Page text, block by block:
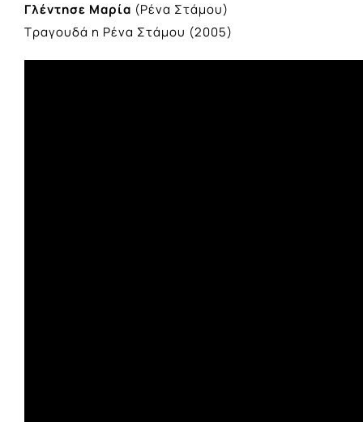
Γλέντησε Μαρία (Ρένα Στάμου)
Τραγουδά η Ρένα Στάμου (2005)